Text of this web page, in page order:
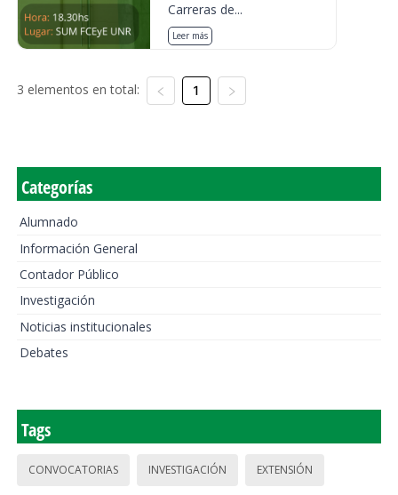
Carreras de...
Leer más
3 elementos en total: 1
Categorías
Alumnado
Información General
Contador Público
Investigación
Noticias institucionales
Debates
Tags
CONVOCATORIAS INVESTIGACIÓN EXTENSIÓN